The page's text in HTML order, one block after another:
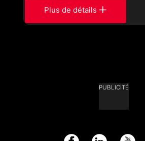
Plus de détails
PUBLICITÉ